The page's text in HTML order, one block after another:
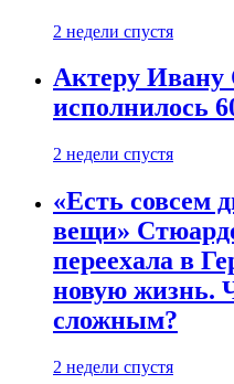
2 недели спустя
Актеру Ивану
исполнилось
2 недели спустя
«Есть совсем
вещи»
переехала в
новую жизнь.
сложным?
2 недели спустя